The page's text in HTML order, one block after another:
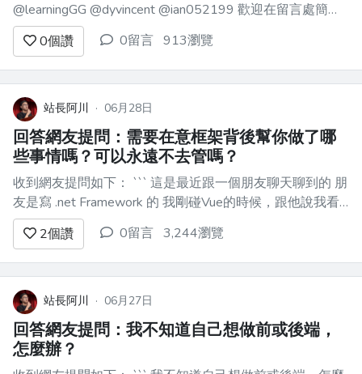
@learningGG @dyvincent @ian052199 歡迎在留言處簡單
自介一下～ 可以說一下從哪邊發現這論壇的～最近在學什
麼東西～或者是關於你的一件小趣事～ 也請大家多多回覆
別人的留言，問別人小問題...
0個讚 0留言 913瀏覽
站長阿川 · 06月28日
回答網友提問：需要在意框架背後幫你做了哪
些事情嗎？可以永遠不去管嗎？
收到網友提問如下： ``` 這是最近跟一個朋友聊天聊到的 朋
友是寫 .net Framework 的 我剛碰Vue的時候，跟他說我看
不懂Vue在背後是怎麼運作的、為什麼這樣寫會變成這樣的
結果？ 他跟我說，不用去在意框架背後幫你做了哪些事情
反正就是做那些制式的動作，把功能實現...
2個讚 0留言 3,244瀏覽
站長阿川 · 06月27日
回答網友提問：我不知道自己想做前或後端，
怎麼辦？